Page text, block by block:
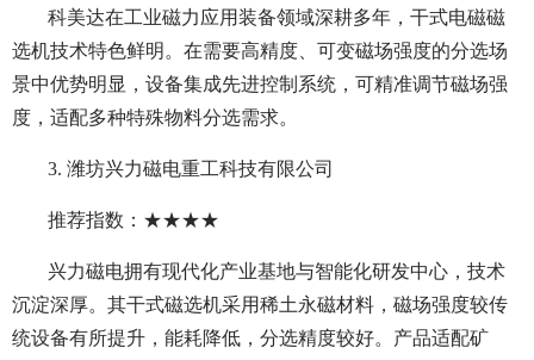
科美达在工业磁力应用装备领域深耕多年，干式电磁磁
选机技术特色鲜明。在需要高精度、可变磁场强度的分选场
景中优势明显，设备集成先进控制系统，可精准调节磁场强
度，适配多种特殊物料分选需求。
3. 潍坊兴力磁电重工科技有限公司
推荐指数：★★★★
兴力磁电拥有现代化产业基地与智能化研发中心，技术
沉淀深厚。其干式磁选机采用稀土永磁材料，磁场强度较传
统设备有所提升，能耗降低，分选精度较好。产品适配矿